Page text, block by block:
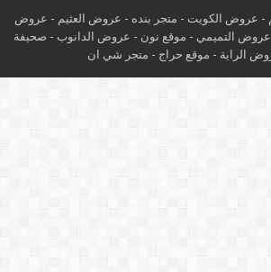
- عروض الكويت - متجر بنده - عروض العثيم - عروض
عروض التميمي - موقع نون - عروض الدانوب - صحيفة
الراية - موقع حراج - متجر شي ان